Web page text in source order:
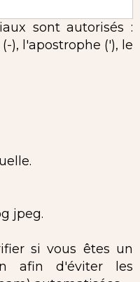
sont autorisés :
), l'apostrophe ('), le
jpeg.
si vous êtes un
afin d'éviter les